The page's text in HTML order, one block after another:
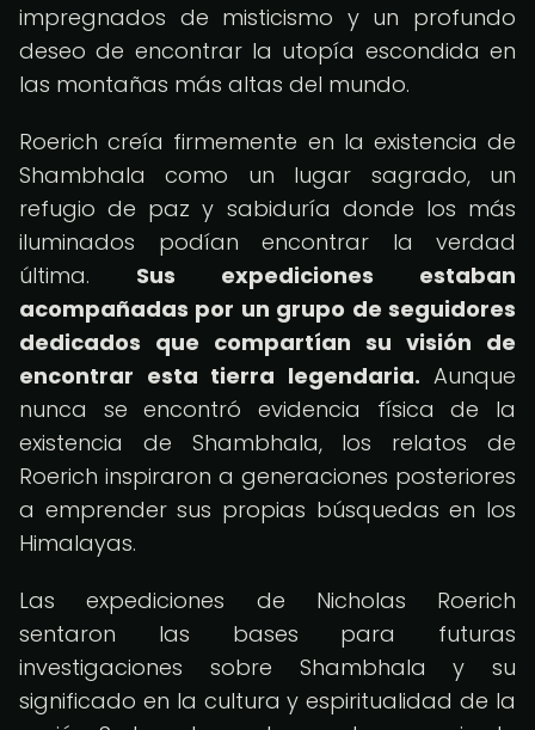
impregnados de misticismo y un profundo
deseo de encontrar la utopía escondida en
las montañas más altas del mundo.
Roerich creía firmemente en la existencia de
Shambhala como un lugar sagrado, un
refugio de paz y sabiduría donde los más
iluminados podían encontrar la verdad
última. Sus expediciones estaban
acompañadas por un grupo de seguidores
dedicados que compartían su visión de
encontrar esta tierra legendaria. Aunque
nunca se encontró evidencia física de la
existencia de Shambhala, los relatos de
Roerich inspiraron a generaciones posteriores
a emprender sus propias búsquedas en los
Himalayas.
Las expediciones de Nicholas Roerich
sentaron las bases para futuras
investigaciones sobre Shambhala y su
significado en la cultura y espiritualidad de la